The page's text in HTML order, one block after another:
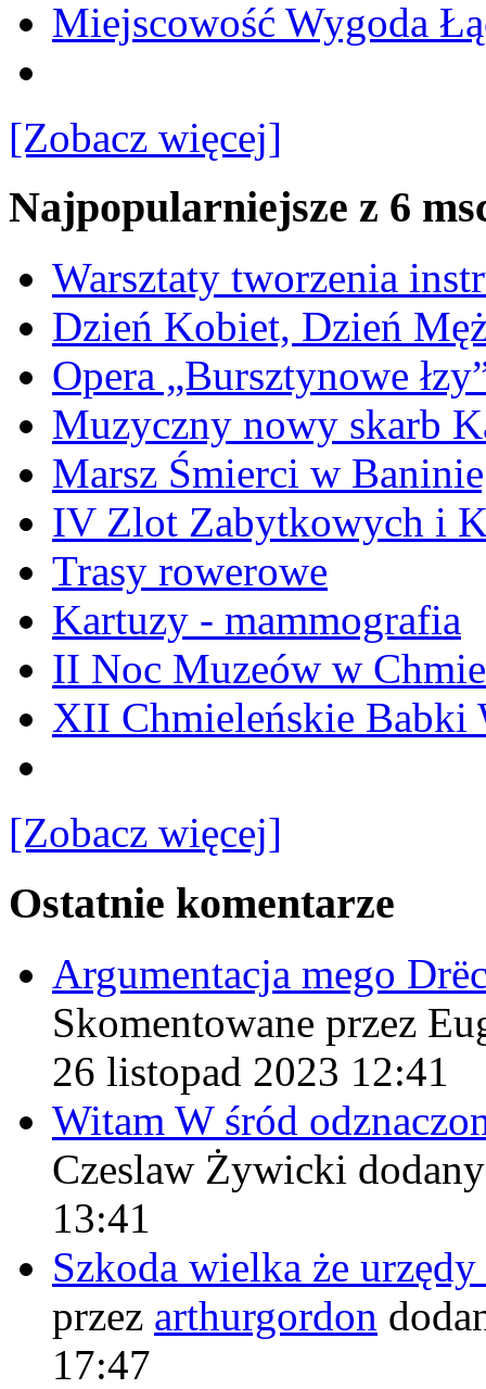
Miejscowość Wygoda
[Zobacz więcej]
Najpopularniejsze z 6
Warsztaty tworzenia
Dzień Kobiet, Dzień
Opera „Bursztynowe
Muzyczny nowy skarb
Marsz Śmierci w
IV Zlot Zabytkowych i
Trasy rowerowe
Kartuzy - mammografia
II Noc Muzeów w
XII Chmieleńskie Babki
[Zobacz więcej]
Ostatnie komentarze
Argumentacja mego
Skomentowane przez
26 listopad 2023 12:41
Witam W śród
Czeslaw Żywicki
13:41
Szkoda wielka że
przez arthurgordon
17:47